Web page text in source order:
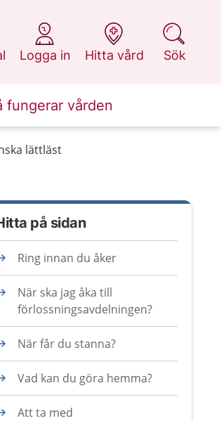
Logga in
på 1177.se
Hitta vård
på 1177.se
Sök
på 1177.se
fungerar vården
lättläst
på sidan
Ring innan du åker
När ska jag åka till
förlossningsavdelningen?
När får du stanna?
Vad kan du göra hemma?
Att ta med